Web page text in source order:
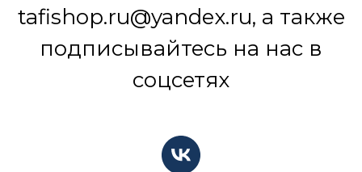
tafishop.ru@yandex.ru, а также
подписывайтесь на нас в
соцсетях